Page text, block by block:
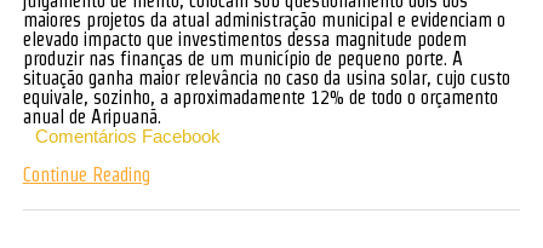
maiores projetos da atual administração municipal e evidenciam o
elevado impacto que investimentos dessa magnitude podem
produzir nas finanças de um município de pequeno porte. A
situação ganha maior relevância no caso da usina solar, cujo custo
equivale, sozinho, a aproximadamente 12% de todo o orçamento
anual de Aripuanã.
Comentários Facebook
Continue Reading